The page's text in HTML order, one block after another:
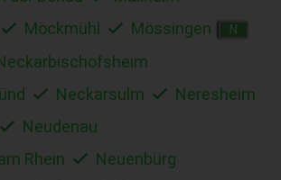
Möckmühl Mössingen N
Neckarsulm
Neresheim
Neudenau
Rhein
Neuenbürg